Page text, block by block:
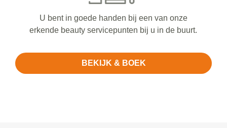
U bent in goede handen bij een van onze
erkende beauty servicepunten bij u in de buurt.
BEKIJK & BOEK